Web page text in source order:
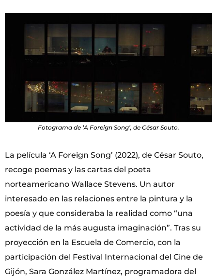
Fotograma de ‘A Foreign Song’, de César Souto.
La película ‘A Foreign Song’ (2022), de César Souto,
recoge poemas y las cartas del poeta
norteamericano Wallace Stevens. Un autor
interesado en las relaciones entre la pintura y la
poesía y que consideraba la realidad como “una
actividad de la más augusta imaginación”. Tras su
proyección en la Escuela de Comercio, con la
participación del Festival Internacional del Cine de
Gijón, Sara González Martínez, programadora del